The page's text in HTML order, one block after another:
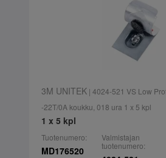
3M UNITEK| 4024-521 VS Low
-22T/0A koukku, 018 ura 1 x 5 kpl
1 x 5 kpl
Tuotenumero:
MD176520
Valmistajan
tuotenumero: